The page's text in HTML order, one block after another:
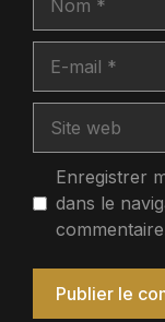
mail
web
Enregistrer
dans le